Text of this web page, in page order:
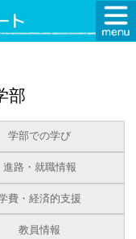
部
学部での学び
進路・就職情報
費・経済的支援
教員情報